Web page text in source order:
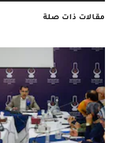
مقالات ذات صلة